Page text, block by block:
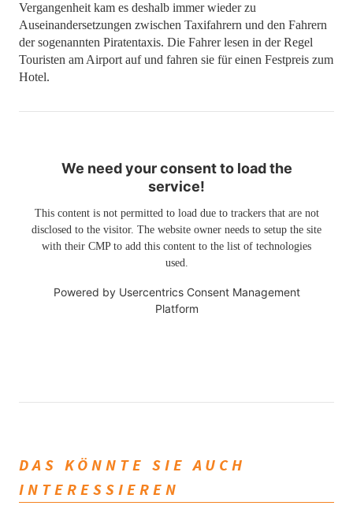
Vergangenheit kam es deshalb immer wieder zu
Auseinandersetzungen zwischen Taxifahrern und den Fahrern
der sogenannten Piratentaxis. Die Fahrer lesen in der Regel
Touristen am Airport auf und fahren sie für einen Festpreis zum
Hotel.
We need your consent to load the
service!
This content is not permitted to load due to trackers that are not
disclosed to the visitor. The website owner needs to setup the site
with their CMP to add this content to the list of technologies
used.
Powered by Usercentrics Consent Management
Platform
DAS KÖNNTE SIE AUCH
INTERESSIEREN